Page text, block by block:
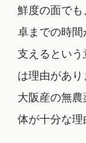
鮮度の面で
卓までの時
支えるとい
は理由があり
大阪産の無
体が十分な理